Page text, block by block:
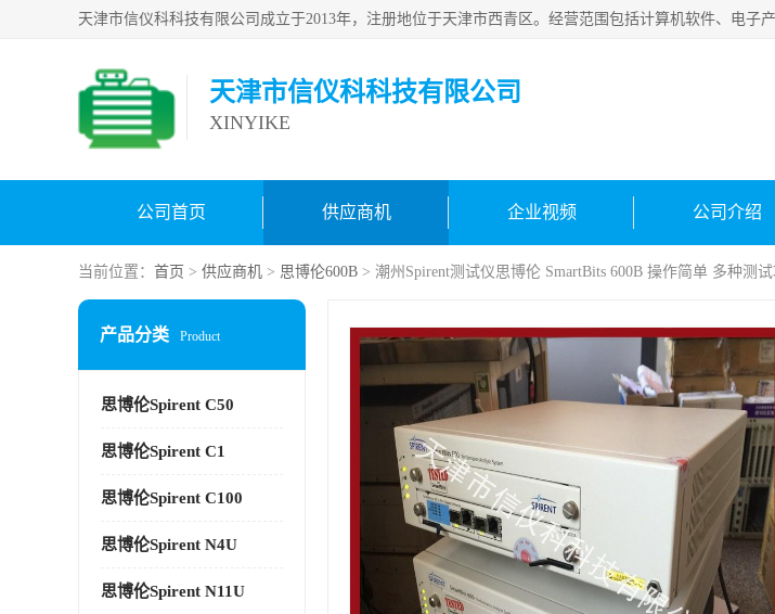
天津市信仪科科技有限公司
XINYIKE
公司首页 供应商机 企业视频 公司介绍
当前位置： 首页 > 供应商机 > 思博伦600B > 潮州Spirent测试仪思博伦 SmartBits 600B 操作简单 多种测
产品分类 Product
思博伦Spirent C50
思博伦Spirent C1
思博伦Spirent C100
思博伦Spirent N4U
思博伦Spirent N11U